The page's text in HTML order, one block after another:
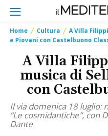
Home Cultura
A Villa
e Piovani con Castelbuono
A Villa
musica di
con
Il via domenica 18
“Le cosmidantiche”, con
Dante